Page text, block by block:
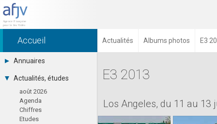
Accueil Actualités Albums photos E3
Annuaires
Toutes les sociétés (691)
Studios (418)
Editeurs (49)
Distributeurs (16)
Hard. / Accessoires (10)
Middlewares (15)
Actualités, études
août 2026
Agenda
Chiffres
Etudes
E3 2013
Los Angeles, du 11 au 13